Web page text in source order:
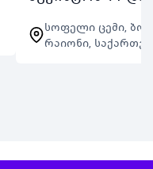
სოფელი ცემი,
რაიონი,